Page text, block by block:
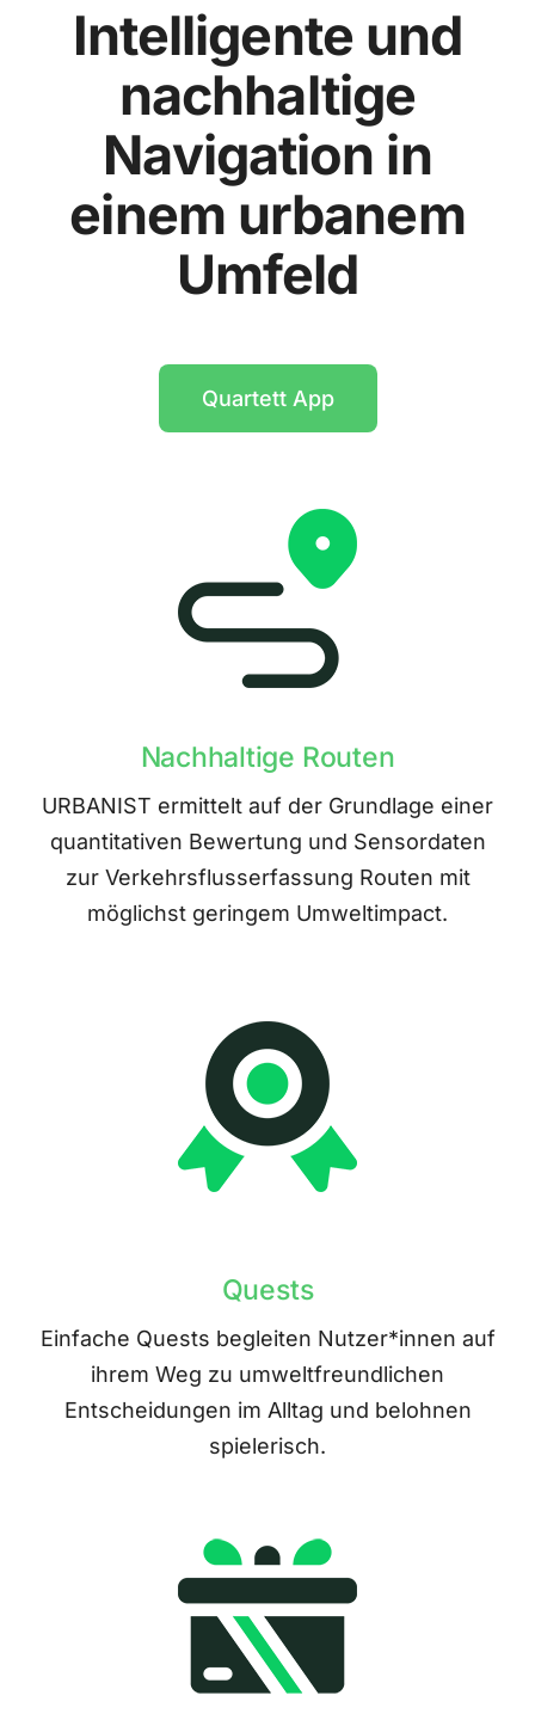
Intelligente und
nachhaltige
Navigation in
einem urbanem
Umfeld
Quartett App
Nachhaltige Routen
URBANIST ermittelt auf der Grundlage einer
quantitativen Bewertung und Sensordaten
zur Verkehrsflusserfassung Routen mit
möglichst geringem Umweltimpact.
Quests
Einfache Quests begleiten Nutzer*innen auf
ihrem Weg zu umweltfreundlichen
Entscheidungen im Alltag und belohnen
spielerisch.